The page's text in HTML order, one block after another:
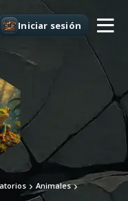
Iniciar sesión
Animales